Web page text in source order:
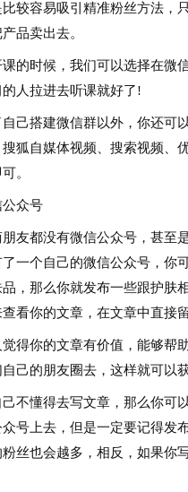
容易吸引精准粉丝方法，只
品卖出去。
时候，我们可以选择在微信
人拉进去听课就好了!
搭建微信群以外，你还可以
狐自媒体视频、搜索视频、
。
众号
都没有微信公众号，甚至是
一个自己的微信公众号，你
，那么你就发布一些跟护肤
看你的文章，在文章中直接
你的文章有价值，能够帮助
己的朋友圈去，这样就可以
懂得去写文章，那么你可以
号上去，但是一定要记得发
丝也会越多，相反，如果你